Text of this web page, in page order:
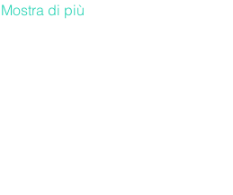
Mostra di più